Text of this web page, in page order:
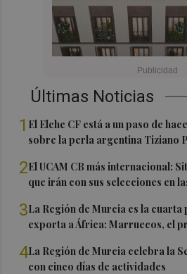
Últimas Noticias
1 El Elche CF está a un paso de
sobre la perla argentina Tiziano
2El UCAM CB más internacional:
que irán con sus selecciones en
3La Región de Murcia es la cuarta
exporta a África: Marruecos, el
4La Región de Murcia celebra la
con cinco días de actividades